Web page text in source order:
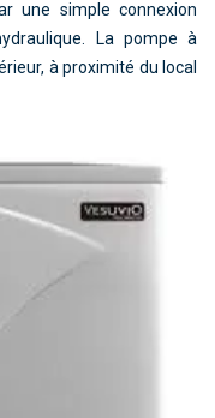
une simple connexion
La pompe à
à proximité du local